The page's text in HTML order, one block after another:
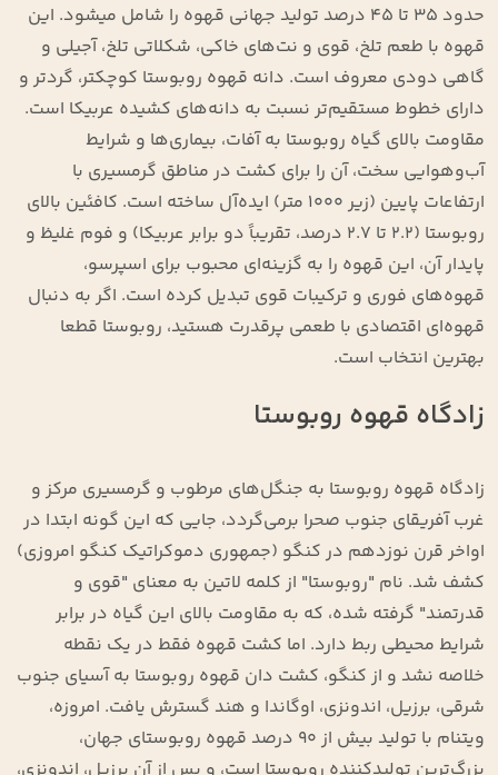
حدود ۳۵ تا ۴۵ درصد تولید جهانی قهوه را شامل میشود. این
قهوه با طعم تلخ، قوی و نت‌های خاکی، شکلاتی تلخ، آجیلی و
گاهی دودی معروف است. دانه قهوه روبوستا کوچکتر، گردتر و
دارای خطوط مستقیم‌تر نسبت به دانه‌های کشیده عربیکا است.
مقاومت بالای گیاه روبوستا به آفات، بیماری‌ها و شرایط
آب‌وهوایی سخت، آن را برای کشت در مناطق گرمسیری با
ارتفاعات پایین (زیر ۱۰۰۰ متر) ایده‌آل ساخته است. کافئین بالای
روبوستا (۲.۲ تا ۲.۷ درصد، تقریباً دو برابر عربیکا) و فوم غلیظ و
پایدار آن، این قهوه را به گزینه‌ای محبوب برای اسپرسو،
قهوه‌های فوری و ترکیبات قوی تبدیل کرده است. اگر به دنبال
قهوه‌ای اقتصادی با طعمی پرقدرت هستید، روبوستا قطعا
بهترین انتخاب است.
زادگاه قهوه روبوستا
زادگاه قهوه روبوستا به جنگل‌های مرطوب و گرمسیری مرکز و
غرب آفریقای جنوب صحرا برمی‌گردد، جایی که این گونه ابتدا در
اواخر قرن نوزدهم در کنگو (جمهوری دموکراتیک کنگو امروزی)
کشف شد. نام "روبوستا" از کلمه لاتین به معنای "قوی و
قدرتمند" گرفته شده، که به مقاومت بالای این گیاه در برابر
شرایط محیطی ربط دارد. اما کشت قهوه فقط در یک نقطه
خلاصه نشد و از کنگو، کشت دان قهوه روبوستا به آسیای جنوب
شرقی، برزیل، اندونزی، اوگاندا و هند گسترش یافت. امروزه،
ویتنام با تولید بیش از ۹۰ درصد قهوه روبوستای جهان،